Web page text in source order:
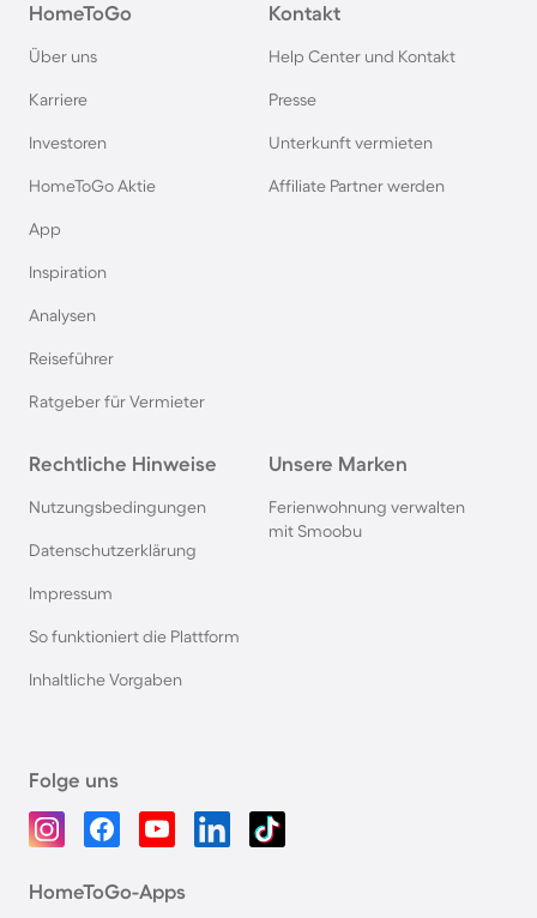
HomeToGo
Über uns
Karriere
Investoren
HomeToGo Aktie
App
Inspiration
Analysen
Reiseführer
Ratgeber für Vermieter
Kontakt
Help Center und Kontakt
Presse
Unterkunft vermieten
Affiliate Partner werden
Rechtliche Hinweise
Nutzungsbedingungen
Datenschutzerklärung
Impressum
So funktioniert die Plattform
Inhaltliche Vorgaben
Unsere Marken
Ferienwohnung verwalten
mit Smoobu
Folge uns
HomeToGo-Apps